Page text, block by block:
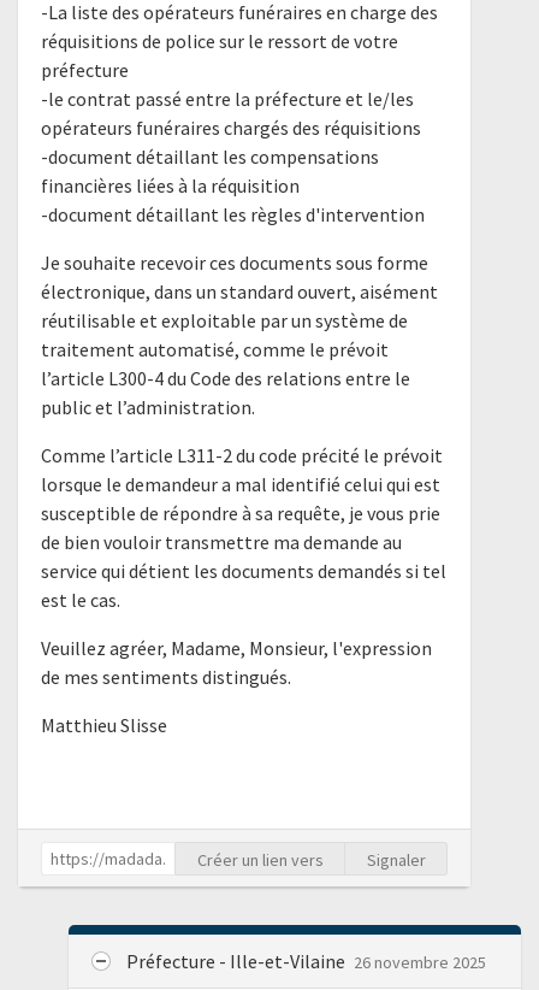
-La liste des opérateurs funéraires en charge des
réquisitions de police sur le ressort de votre
préfecture
-le contrat passé entre la préfecture et le/les
opérateurs funéraires chargés des réquisitions
-document détaillant les compensations
financières liées à la réquisition
-document détaillant les règles d'intervention
Je souhaite recevoir ces documents sous forme
électronique, dans un standard ouvert, aisément
réutilisable et exploitable par un système de
traitement automatisé, comme le prévoit
l’article L300-4 du Code des relations entre le
public et l’administration.
Comme l’article L311-2 du code précité le prévoit
lorsque le demandeur a mal identifié celui qui est
susceptible de répondre à sa requête, je vous prie
de bien vouloir transmettre ma demande au
service qui détient les documents demandés si tel
est le cas.
Veuillez agréer, Madame, Monsieur, l'expression
de mes sentiments distingués.
Matthieu Slisse
Créer un lien vers Signaler
Préfecture - Ille-et-Vilaine 26 novembre 2025